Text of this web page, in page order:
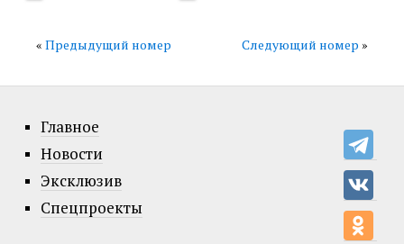
Следующий номер »
« Предыдущий номер
Главное
Новости
Эксклюзив
Спецпроекты